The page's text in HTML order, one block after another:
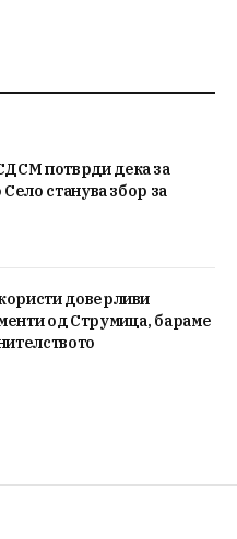
потврди дека за
Село станува збор за
доверливи
од Струмица, бараме